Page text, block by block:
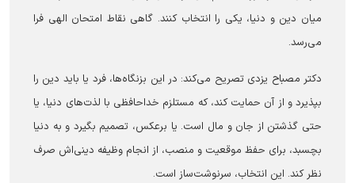
میان دین و دنیا، یکی را انتخاب کنند. گاهی نقاط امتحان الهی فرا
می‌رسد.
دکتر مصباح یزدی تصریح می‌کند: در این بزنگاه‌ها، فرد یا باید دین را
بپذیرد و از آن حمایت کند، که مستلزم خداحافظی با لذت‌های دنیا، یا
حتی گذشتن از جان و مال است. یا برعکس، تصمیم بگیرد و به دنیا
بچسبد، برای حفظ موقعیت و منصب، از انجام وظیفه دینی‌اش صرف
نظر کند. این انتخاب، سرنوشت‌ساز است.